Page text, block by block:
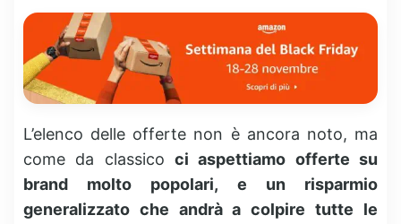
L’elenco delle offerte non è ancora noto, ma
come da classico ci aspettiamo offerte su
brand molto popolari, e un risparmio
generalizzato che andrà a colpire tutte le